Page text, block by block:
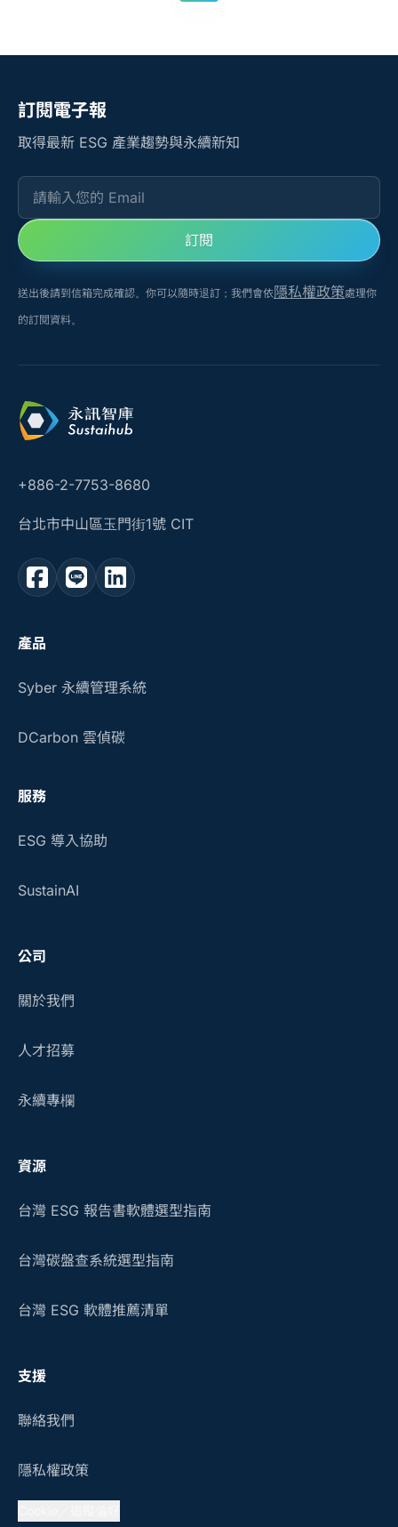
訂閱電子報
取得最新 ESG 產業趨勢與永續新知
請輸入您的 Email
訂閱
送出後請到信箱完成確認。你可以隨時退訂；我們會依隱私權政策處理你
的訂閱資料。
+886-2-7753-8680
台北市中山區玉門街1號 CIT
產品
Syber 永續管理系統
DCarbon 雲偵碳
服務
ESG 導入協助
SustainAI
公司
關於我們
人才招募
永續專欄
資源
台灣 ESG 報告書軟體選型指南
台灣碳盤查系統選型指南
台灣 ESG 軟體推薦清單
支援
聯絡我們
隱私權政策